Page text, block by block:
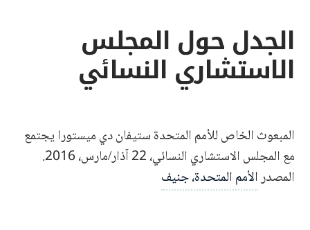
الجدل حول المجلس
الاستشاري النسائي
المبعوث الخاص للأمم المتحدة ستيفان دي ميستورا يجتمع
مع المجلس الاستشاري النسائي، 22 آذار/مارس، 2016.
المصدرالأمم المتحدة، جنيف